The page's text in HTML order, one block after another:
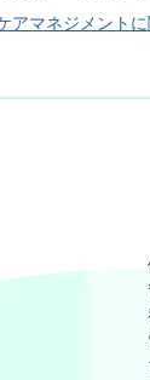
アマネジメント